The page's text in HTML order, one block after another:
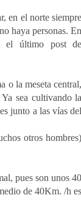
en el norte siempre
haya personas. En
el último post de
o la meseta central,
sea cultivando la
junto a las vías del
otros hombres)
pues son unos 40
de 40Km. /h es